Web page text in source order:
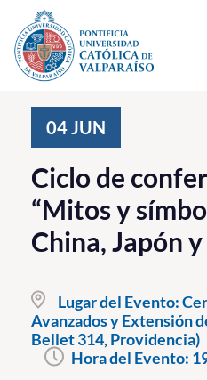
Click acá para ir directamente al
Investigación, Creación e
PUCV Internacional
Vinculación con el Medio
Pregrado
Postgrado
04JUN
Ciclo de
“Mitos y
China, Japón
Lugar del Evento:
Avanzados y Extensión
Bellet 314, Providencia)
Hora del Evento: